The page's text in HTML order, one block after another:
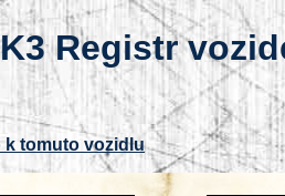
Registr
k tomuto vozidlu